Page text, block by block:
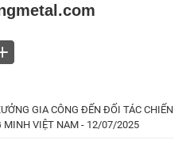
GIA CÔNG ĐẾN ĐỐI TÁC CHIẾN
MINH VIỆT NAM - 12/07/2025